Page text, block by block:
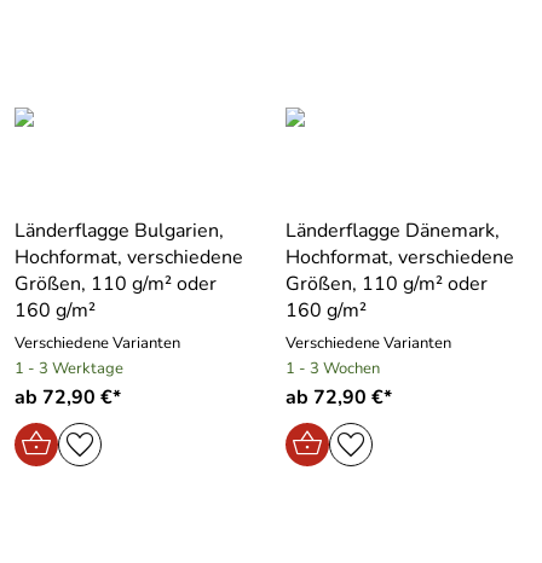
Länderflagge Bulgarien,
Hochformat, verschiedene
Größen, 110 g/m² oder
160 g/m²
Verschiedene Varianten
1 - 3 Werktage
ab 72,90 €*
Länderflagge Dänemark,
Hochformat, verschiedene
Größen, 110 g/m² oder
160 g/m²
Verschiedene Varianten
1 - 3 Wochen
ab 72,90 €*